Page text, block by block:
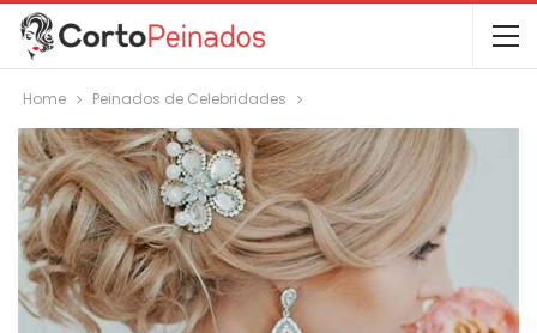
Home Peinados de Celebridades